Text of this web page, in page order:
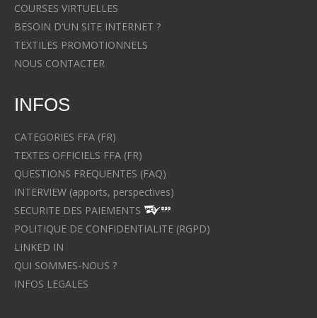
COURSES VIRTUELLES
BESOIN D'UN SITE INTERNET ?
TEXTILES PROMOTIONNELS
NOUS CONTACTER
INFOS
CATEGORIES FFA (FR)
TEXTES OFFICIELS FFA (FR)
QUESTIONS FREQUENTES (FAQ)
INTERVIEW (apports, perspectives)
SECURITE DES PAIEMENTS
POLITIQUE DE CONFIDENTIALITE (RGPD)
LINKED IN
QUI SOMMES-NOUS ?
INFOS LEGALES